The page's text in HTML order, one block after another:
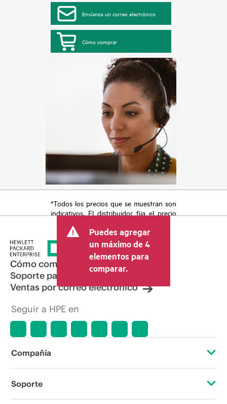
Envíanos un correo electrónico
Cómo comprar
*Todos los precios que se muestran son
indicativos. El distribuidor fija el precio
otros conceptos, como los impuestos a
la venta, el IVA y el envío. El precio de la
transacción que establece el distribuidor
puede variar con respecto a otros
distribuidores y al precio indicativo
mostrado. El precio indicativo puede
incluir ofertas promocionales por tiempo
hacer ajustes de precios en cualquier
condiciones del mercado,
promociones de fin de la vida útil y
Puedes agregar
un máximo de 4
elementos para
comparar.
Cómo comprar
Soporte para productos
Ventas por correo electrónico
Seguir a HPE en
Compañía
Acerca de HPE
Soporte